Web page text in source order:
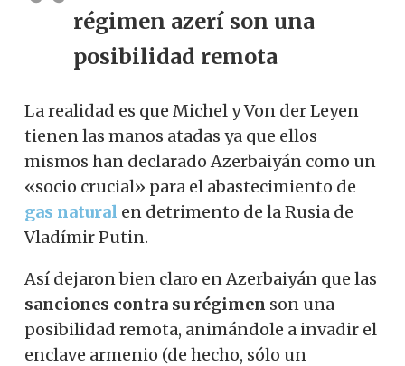
régimen azerí son una
posibilidad remota
La realidad es que Michel y Von der Leyen
tienen las manos atadas ya que ellos
mismos han declarado Azerbaiyán como un
«socio crucial» para el abastecimiento de
gas natural en detrimento de la Rusia de
Vladímir Putin.
Así dejaron bien claro en Azerbaiyán que las
sanciones contra su régimen son una
posibilidad remota, animándole a invadir el
enclave armenio (de hecho, sólo un